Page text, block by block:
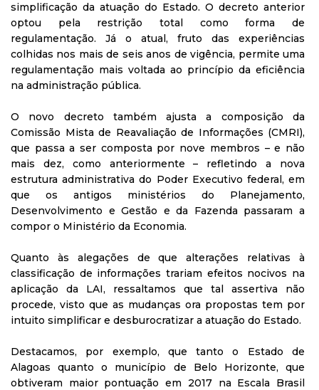
simplificação da atuação do Estado. O decreto anterior
optou pela restrição total como forma de
regulamentação. Já o atual, fruto das experiências
colhidas nos mais de seis anos de vigência, permite uma
regulamentação mais voltada ao princípio da eficiência
na administração pública.
O novo decreto também ajusta a composição da
Comissão Mista de Reavaliação de Informações (CMRI),
que passa a ser composta por nove membros – e não
mais dez, como anteriormente – refletindo a nova
estrutura administrativa do Poder Executivo federal, em
que os antigos ministérios do Planejamento,
Desenvolvimento e Gestão e da Fazenda passaram a
compor o Ministério da Economia.
Quanto às alegações de que alterações relativas à
classificação de informações trariam efeitos nocivos na
aplicação da LAI, ressaltamos que tal assertiva não
procede, visto que as mudanças ora propostas tem por
intuito simplificar e desburocratizar a atuação do Estado.
Destacamos, por exemplo, que tanto o Estado de
Alagoas quanto o município de Belo Horizonte, que
obtiveram maior pontuação em 2017 na Escala Brasil